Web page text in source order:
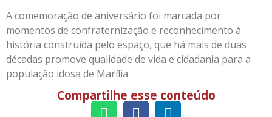
A comemoração de aniversário foi marcada por
momentos de confraternização e reconhecimento à
história construída pelo espaço, que há mais de duas
décadas promove qualidade de vida e cidadania para a
população idosa de Marília.
Compartilhe esse conteúdo